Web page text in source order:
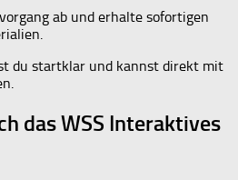
ab und erhalte sofortigen
du startklar und kannst direkt mit
das WSS Interaktives